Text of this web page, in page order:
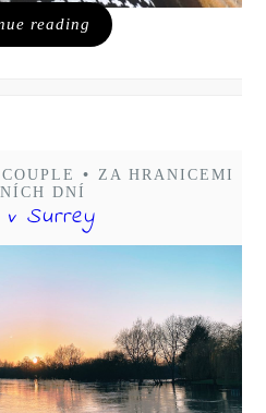
reading
•
ZA HRANICEMI
DNÍ
v Surrey